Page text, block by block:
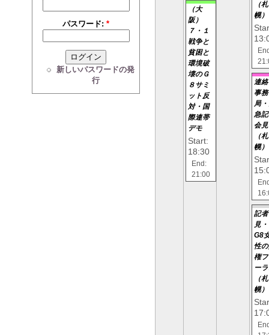
パスワード:*
新しいパスワードの発
行
（大
阪）
７・１
戦争と
貧困と
環境破
壊のＧ
８サミ
ット反
対・国
際連帯
デモ
Start:
18:30
End:
21:00
（札
幌）
連
事務
局
急
会見
（札
幌）
記
見・
G8
性
権
ー
（札
幌）